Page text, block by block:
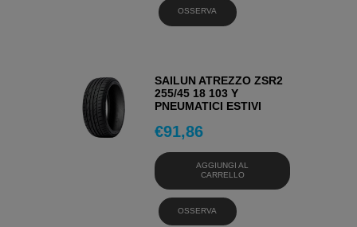
OSSERVA
SAILUN ATREZZO ZSR2
255/45 18 103 Y
PNEUMATICI ESTIVI
€91,86
AGGIUNGI AL
CARRELLO
OSSERVA